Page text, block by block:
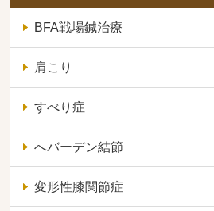
BFA戦場鍼治療
肩こり
すべり症
へバーデン結節
変形性膝関節症